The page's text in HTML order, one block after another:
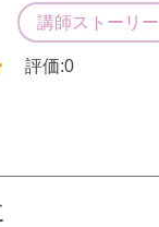
講師ストーリー
評価:0